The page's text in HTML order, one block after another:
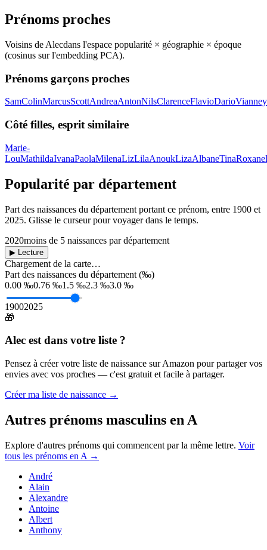
Prénoms proches
Voisins de Alecdans l'espace popularité × géographie × époque
(cosinus sur l'embedding PCA).
Prénoms garçons proches
SamColinMarcusScottAndreaAntonNilsClarenceFlavioDarioVianney
Côté filles, esprit similaire
Marie-
LouMathildaIvanaPaolaMilenaLizLilaAnoukLizaAlbaneTinaRoxane
Popularité par département
Part des naissances du département portant ce prénom, entre 1900 et
2025. Glisse le curseur pour voyager dans le temps.
2020moins de 5 naissances par département
▶ Lecture
Chargement de la carte…
Part des naissances du département (‰)
0.00 ‰0.76 ‰1.5 ‰2.3 ‰3.0 ‰
19002025
🎁
Alec est dans votre liste ?
Pensez à créer votre liste de naissance sur Amazon pour partager vos
envies avec vos proches — c'est gratuit et facile à partager.
Créer ma liste de naissance →
Autres prénoms masculins en A
Explore d'autres prénoms qui commencent par la même lettre. Voir
tous les prénoms en A →
André
Alain
Alexandre
Antoine
Albert
Anthony